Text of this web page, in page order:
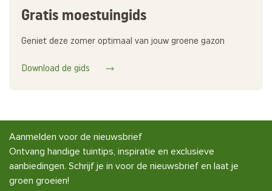
Gratis moestuingids
Geniet deze zomer optimaal van jouw groene gazon
Download de gids
Aanmelden voor de nieuwsbrief
Ontvang handige tuintips, inspiratie en exclusieve
aanbiedingen. Schrijf je in voor de nieuwsbrief en laat je
groen groeien!